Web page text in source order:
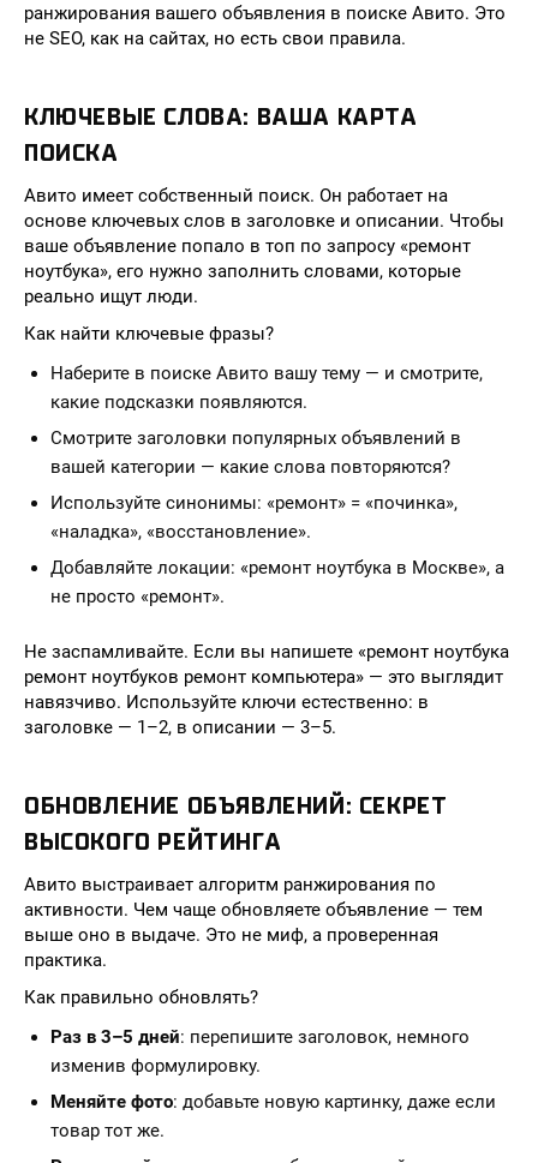
ранжирования вашего объявления в поиске Авито. Это
не SEO, как на сайтах, но есть свои правила.
КЛЮЧЕВЫЕ СЛОВА: ВАША КАРТА
ПОИСКА
Авито имеет собственный поиск. Он работает на
основе ключевых слов в заголовке и описании. Чтобы
ваше объявление попало в топ по запросу «ремонт
ноутбука», его нужно заполнить словами, которые
реально ищут люди.
Как найти ключевые фразы?
Наберите в поиске Авито вашу тему — и смотрите,
какие подсказки появляются.
Смотрите заголовки популярных объявлений в
вашей категории — какие слова повторяются?
Используйте синонимы: «ремонт» = «починка»,
«наладка», «восстановление».
Добавляйте локации: «ремонт ноутбука в Москве», а
не просто «ремонт».
Не заспамливайте. Если вы напишете «ремонт ноутбука
ремонт ноутбуков ремонт компьютера» — это выглядит
навязчиво. Используйте ключи естественно: в
заголовке — 1–2, в описании — 3–5.
ОБНОВЛЕНИЕ ОБЪЯВЛЕНИЙ: СЕКРЕТ
ВЫСОКОГО РЕЙТИНГА
Авито выстраивает алгоритм ранжирования по
активности. Чем чаще обновляете объявление — тем
выше оно в выдаче. Это не миф, а проверенная
практика.
Как правильно обновлять?
Раз в 3–5 дней: перепишите заголовок, немного
изменив формулировку.
Меняйте фото: добавьте новую картинку, даже если
товар тот же.